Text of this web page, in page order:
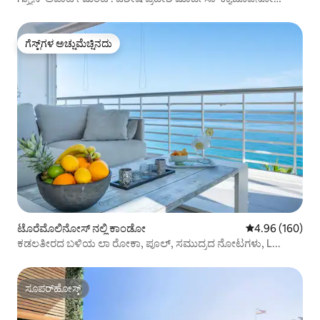
ಗೆಸ್ಟ್‌ಗಳ ಅಚ್ಚುಮೆಚ್ಚಿನದು
ಗೆಸ್ಟ್‌ಗಳ ಅಚ್ಚುಮೆಚ್ಚಿನದು
ಟೊರೆಮೊಲಿನೋಸ್ ನಲ್ಲಿ ಕಾಂಡೋ 5 ರಲ್ಲಿ 4.96
4.96 (160)
ಕಡಲತೀರದ ಬಳಿಯ ಲಾ ರೋಕಾ, ಪೂಲ್, ಸಮುದ್ರದ ನೋಟಗಳು, L...
ಸೂಪರ್‌ಹೋಸ್ಟ್
ಸೂಪರ್‌ಹೋಸ್ಟ್